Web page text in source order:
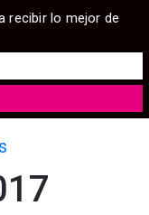
recibir lo mejor de